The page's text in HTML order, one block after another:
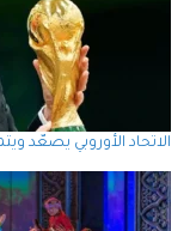
الاتحاد الأوروبي يصعّد